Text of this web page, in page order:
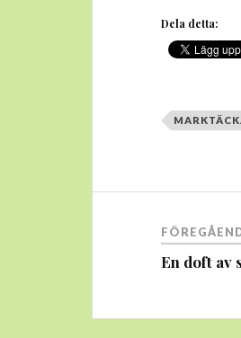
Dela detta:
En doft av